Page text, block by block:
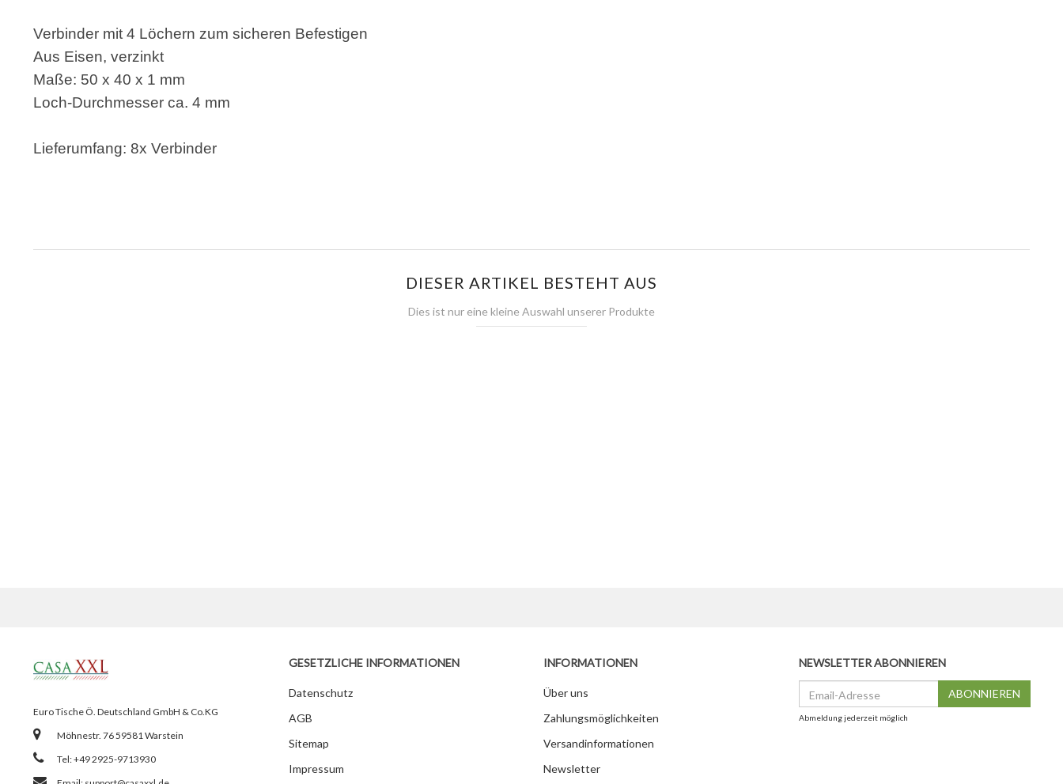
Verbinder mit 4 Löchern zum sicheren Befestigen
Aus Eisen, verzinkt
Maße: 50 x 40 x 1 mm
Loch-Durchmesser ca. 4 mm
Lieferumfang: 8x Verbinder
DIESER ARTIKEL BESTEHT AUS
Dies ist nur eine kleine Auswahl unserer Produkte
Euro Tische Ö. Deutschland GmbH & Co.KG
Möhnestr. 76 59581 Warstein
Tel: +49 2925-9713930
GESETZLICHE INFORMATIONEN
Datenschutz
AGB
Sitemap
Impressum
INFORMATIONEN
Über uns
Zahlungsmöglichkeiten
Versandinformationen
Newsletter
NEWSLETTER ABONNIEREN
Adresse
ABONNIEREN
Abmeldung jederzeit möglich